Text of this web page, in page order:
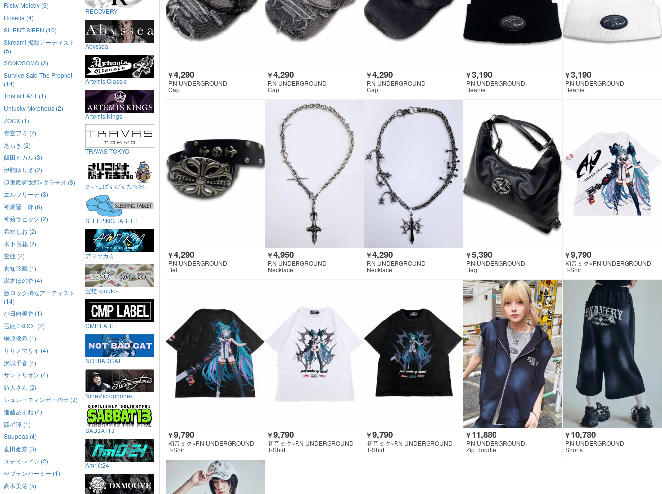
￥4,290
P.N UNDERGROUND
Cap
￥4,290
P.N UNDERGROUND
Cap
￥4,290
P.N UNDERGROUND
Cap
￥3,190
P.N UNDERGROUND
Beanie
￥3,190
P.N UNDERGROUND
Beanie
￥4,290
P.N UNDERGROUND
Belt
￥4,950
P.N UNDERGROUND
Necklace
￥4,290
P.N UNDERGROUND
Necklace
￥5,390
P.N UNDERGROUND
Bag
￥9,790
初音ミク×P.N UNDERGROUND
T-Shirt
￥9,790
初音ミク×P.N UNDERGROUND
T-Shirt
￥9,790
初音ミク×P.N UNDERGROUND
T-Shirt
￥9,790
初音ミク×P.N UNDERGROUND
T-Shirt
￥11,880
P.N UNDERGROUND
Zip Hoodie
￥10,780
P.N UNDERGROUND
Shorts
Risky Melody (3)
Roselia (4)
SILENT SIREN (10)
Skream! 掲載アーティスト
(5)
SOMOSOMO (2)
Survive Said The Prophet
(14)
This is LAST (1)
Unlucky Morpheus (2)
ZOCX (1)
青空フミ (2)
あらき (2)
飯田ヒカル (3)
伊駒ゆりえ (2)
伊東歌詞太郎×タラチオ (3)
エルフリーデ (3)
神尾晋一郎 (6)
神薙ラビッツ (2)
希水しお (2)
木下百花 (2)
空亜 (2)
倉知玲鳳 (1)
黒木ほの香 (4)
激ロック掲載アーティスト
(14)
小日向美香 (1)
吾龍 / KOOL (2)
榊原優希 (1)
ササノマリイ (4)
沢城千春 (4)
サンドリオン (4)
詩人さん (2)
シュレーディンガーの犬 (3)
進藤あまね (4)
四星球 (1)
Suupeas (4)
直田姫奈 (3)
ステミレイツ (2)
セプテンバーミー (1)
高木美佑 (5)
RECOVERY
Abyssea
Artemis Classic
Artemis Kings
TRAVAS TOKYO
さいこぱすぴすたちお。
SLEEPING TABLET
アマツカミ
宝燈 -pouto-
CMP LABEL
NOTBADCAT
NineMicrophones
SABBAT13
Am10:24